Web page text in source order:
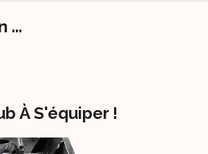
...
À S'équiper !